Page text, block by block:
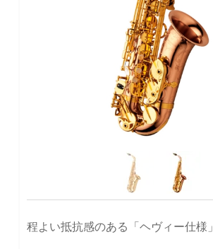
程よい抵抗感のある「ヘヴィー仕様」